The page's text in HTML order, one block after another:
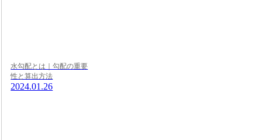
水勾配とは｜勾配の重要
性と算出方法
2024.01.26